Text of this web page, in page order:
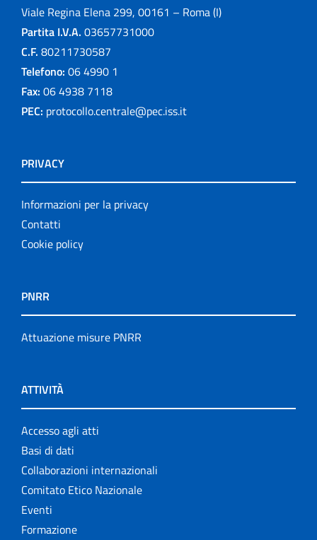
Viale Regina Elena 299, 00161 – Roma (I)
Partita I.V.A. 03657731000
C.F. 80211730587
Telefono: 06 4990 1
Fax: 06 4938 7118
PEC: protocollo.centrale@pec.iss.it
PRIVACY
Informazioni per la privacy
Contatti
Cookie policy
PNRR
Attuazione misure PNRR
ATTIVITÀ
Accesso agli atti
Basi di dati
Collaborazioni internazionali
Comitato Etico Nazionale
Eventi
Formazione